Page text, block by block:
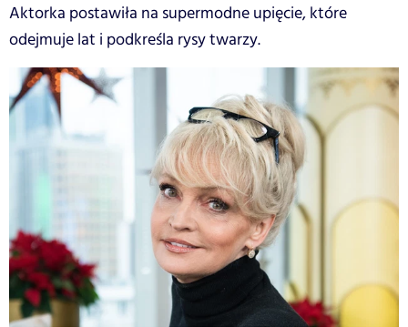
Aktorka postawiła na supermodne upięcie, które
odejmuje lat i podkreśla rysy twarzy.